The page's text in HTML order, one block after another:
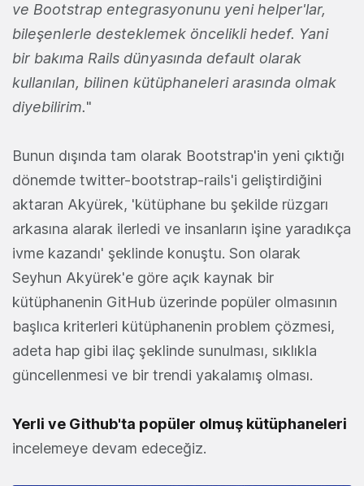
ve Bootstrap entegrasyonunu yeni helper'lar,
bileşenlerle desteklemek öncelikli hedef. Yani
bir bakıma Rails dünyasında default olarak
kullanılan, bilinen kütüphaneleri arasında olmak
diyebilirim."
Bunun dışında tam olarak Bootstrap'in yeni çıktığı
dönemde twitter-bootstrap-rails'i geliştirdiğini
aktaran Akyürek, 'kütüphane bu şekilde rüzgarı
arkasına alarak ilerledi ve insanların işine yaradıkça
ivme kazandı' şeklinde konuştu. Son olarak
Seyhun Akyürek'e göre açık kaynak bir
kütüphanenin GitHub üzerinde popüler olmasının
başlıca kriterleri kütüphanenin problem çözmesi,
adeta hap gibi ilaç şeklinde sunulması, sıklıkla
güncellenmesi ve bir trendi yakalamış olması.
Yerli ve Github'ta popüler olmuş kütüphaneleri
incelemeye devam edeceğiz.